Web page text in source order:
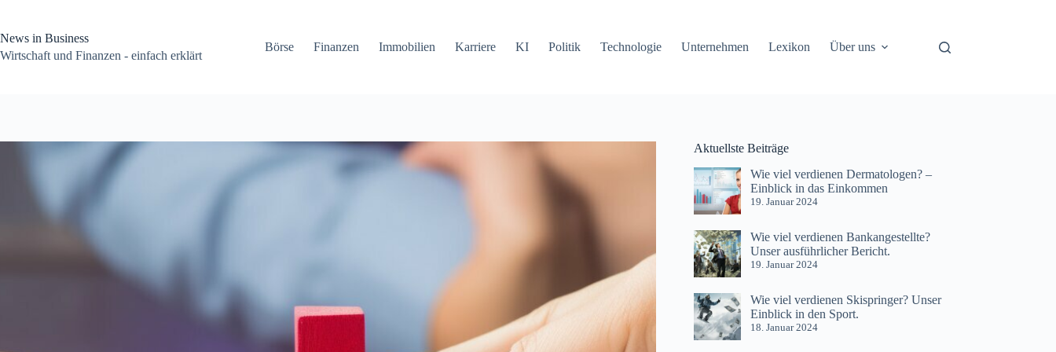
springen
News in Business
Wirtschaft und Finanzen - einfach erklärt
Börse Finanzen Immobilien Karriere KI Politik Technologie Unternehmen Lexikon Über uns
Aktuellste Beiträge
Wie viel verdienen Dermatologen? –
Einblick in das Einkommen
19. Januar 2024
Wie viel verdienen Bankangestellte?
Unser ausführlicher Bericht.
19. Januar 2024
Wie viel verdienen Skispringer? Unser
Einblick in den Sport.
18. Januar 2024